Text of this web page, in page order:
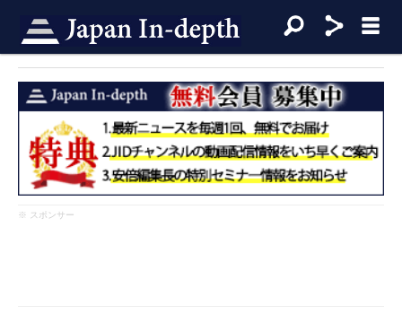
※ スポンサー